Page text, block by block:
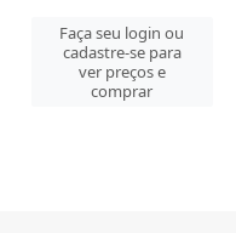
Faça seu login ou
cadastre-se para
ver preços e
comprar